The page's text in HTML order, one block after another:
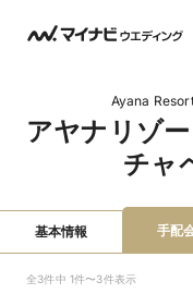
Ayana
アヤナリゾ
チャ
基本情報 手配
全3件中 1件〜3件表示